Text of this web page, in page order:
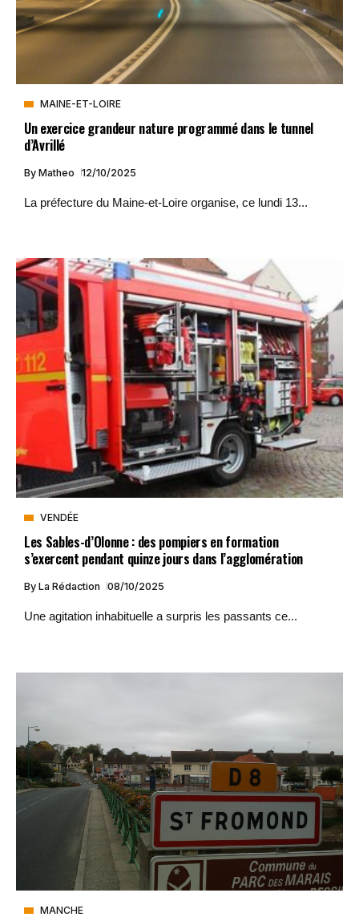
MAINE-ET-LOIRE
Un exercice grandeur nature programmé dans le tunnel
d’Avrillé
By Matheo 12/10/2025
La préfecture du Maine-et-Loire organise, ce lundi 13...
VENDÉE
Les Sables-d’Olonne : des pompiers en formation
s’exercent pendant quinze jours dans l’agglomération
By La Rédaction 08/10/2025
Une agitation inhabituelle a surpris les passants ce...
MANCHE